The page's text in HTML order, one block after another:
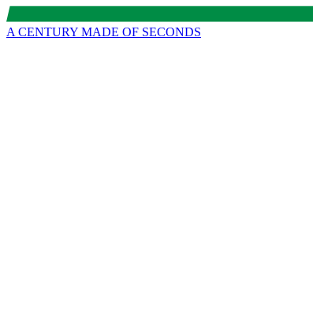
A CENTURY MADE OF SECONDS